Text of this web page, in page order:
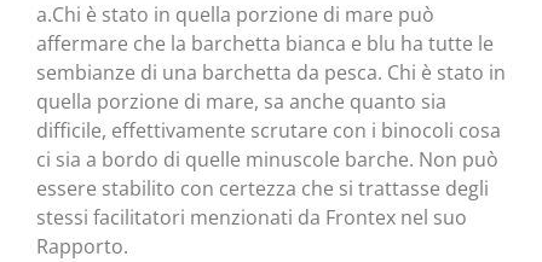
a.Chi è stato in quella porzione di mare può
affermare che la barchetta bianca e blu ha tutte le
sembianze di una barchetta da pesca. Chi è stato in
quella porzione di mare, sa anche quanto sia
difficile, effettivamente scrutare con i binocoli cosa
ci sia a bordo di quelle minuscole barche. Non può
essere stabilito con certezza che si trattasse degli
stessi facilitatori menzionati da Frontex nel suo
Rapporto.